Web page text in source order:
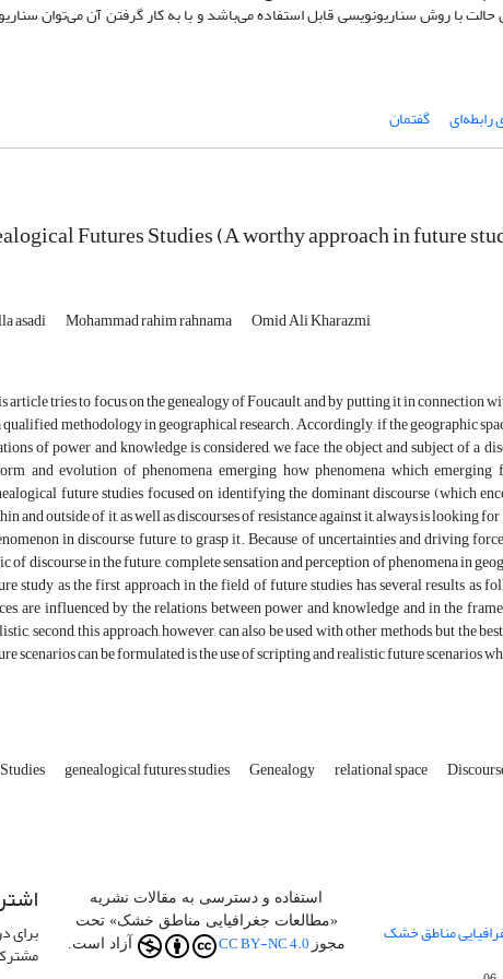
حالت با روش سناریونویسی قابل استفاده می‌باشد و با به کار گرفتن آن می‌توان
رابطه‌ای گفتمان
Futures Studies (A worthy approach in future
asadi Mohammad rahim rahnama Omid Ali Kharazmi
article tries to focus on the genealogy of Foucault, and by putting it in connection
qualified methodology in geographical research. Accordingly, if the geographic
of power and knowledge is considered, we face the object and subject of a
and evolution of phenomena emerging how phenomena which
future studies focused on identifying the dominant discourse (which
and outside of it, as well as discourses of resistance against it, always is looking
in discourse future, to grasp it. Because of uncertainties and driving
of discourse in the future, complete sensation and perception of phenomena in
study as the first approach in the field of future studies has several results
are influenced by the relations between power and knowledge and in the
second, this approach, however, can also be used with other methods, but the
scenarios can be formulated is the use of scripting and realistic future scenarios
genealogical futures studies Genealogy relational space
مناطق خشک
استفاده و دسترسی به مقالات نشریه
«مطالعات جغرافیایی مناطق خشک» تحت
مجوز CC BY-NC 4.0 آزاد است. برای